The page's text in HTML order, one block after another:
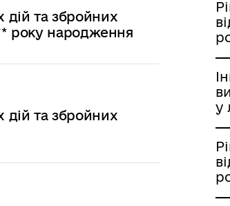
дій та збройних
року народження
дій та збройних
у